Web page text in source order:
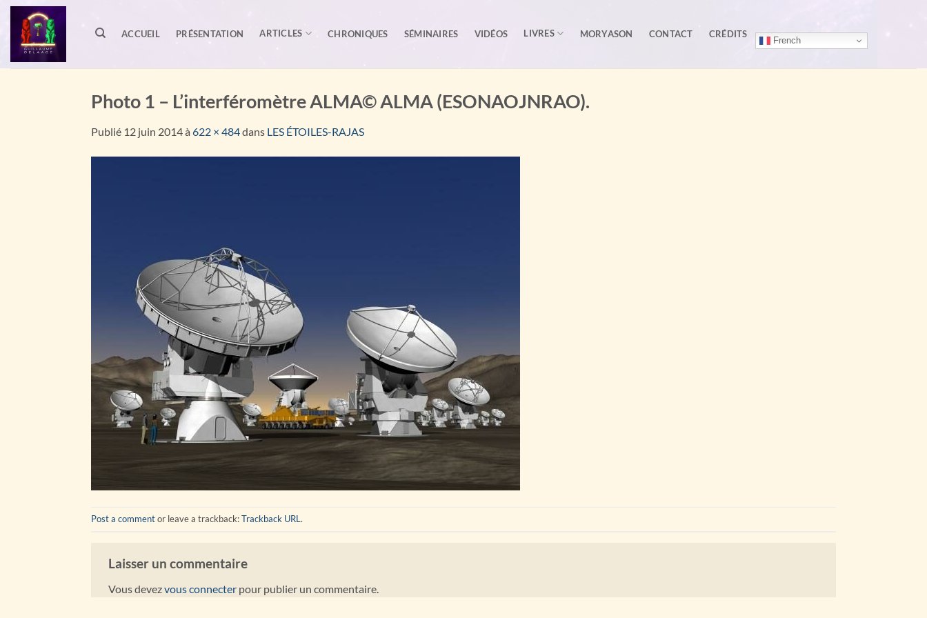
Passer
contenu
ACCUEIL PRÉSENTATION ARTICLES CHRONIQUES SÉMINAIRES VIDÉOS LIVRES MORYASON CONTACT CRÉDITS
French
Photo 1 – L’interféromètre ALMA© ALMA (ESONAOJNRAO).
Publié 12 juin 2014à 622 × 484dans LES ÉTOILES-RAJAS
Post a commentor leave a trackback:Trackback URL.
Laisser un commentaire
Vous devezvous connecter pour publier un commentaire.